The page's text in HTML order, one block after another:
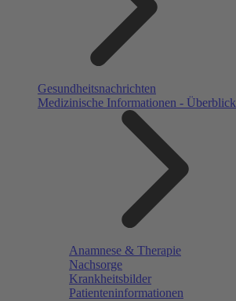
Gesundheitsnachrichten
Medizinische Informationen - Überblick
Anamnese & Therapie
Nachsorge
Krankheitsbilder
Patienteninformationen